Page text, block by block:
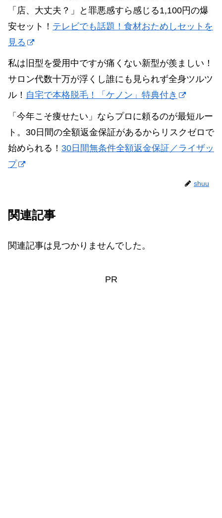
「店、大丈夫？」と罪悪感すら感じる1,100円の爆
安セット！ テレビでも話題！食材おためしセットを
見る
私は旧型を愛用中ですが痛くない新型が羨ましい！
サロン代数十万が浮くし誰にも見られず全身ツルツ
ル！ 自宅で本格脱毛！「ケノン」特典付き
「今年こそ痩せたい」ならプロに頼るのが最短ルー
ト。30日間の全額返金保証があるからリスクゼロで
始められる！ 30日間無条件全額返金保証／ライザッ
プ
shuu
関連記事
関連記事は見つかりませんでした。
PR